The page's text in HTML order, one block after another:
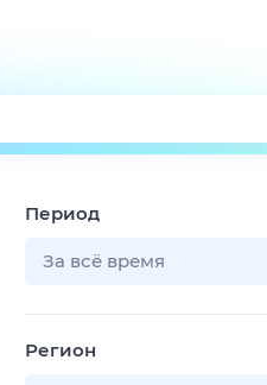
Поиск
ТВ-программа
Период
За всё время
Регион